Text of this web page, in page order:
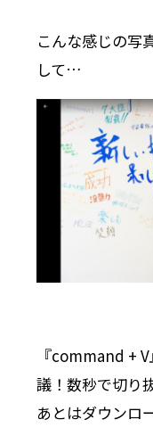
こんな感じの写
して…
『command +
議！数秒で切り
あとはダウンロ